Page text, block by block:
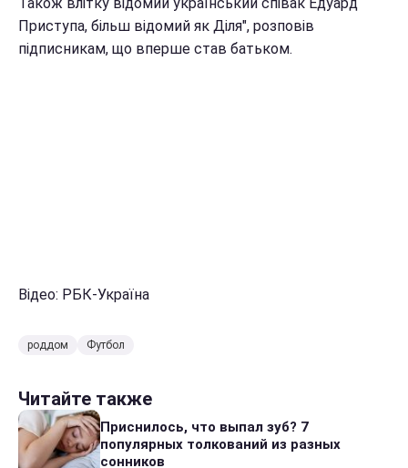
Приступа, більш відомий як Діля", розповів
підписникам, що вперше став батьком.
Відео: РБК-Україна
роддом Футбол
Читайте также
Приснилось, что выпал зуб? 7
популярных толкований из разных
сонников